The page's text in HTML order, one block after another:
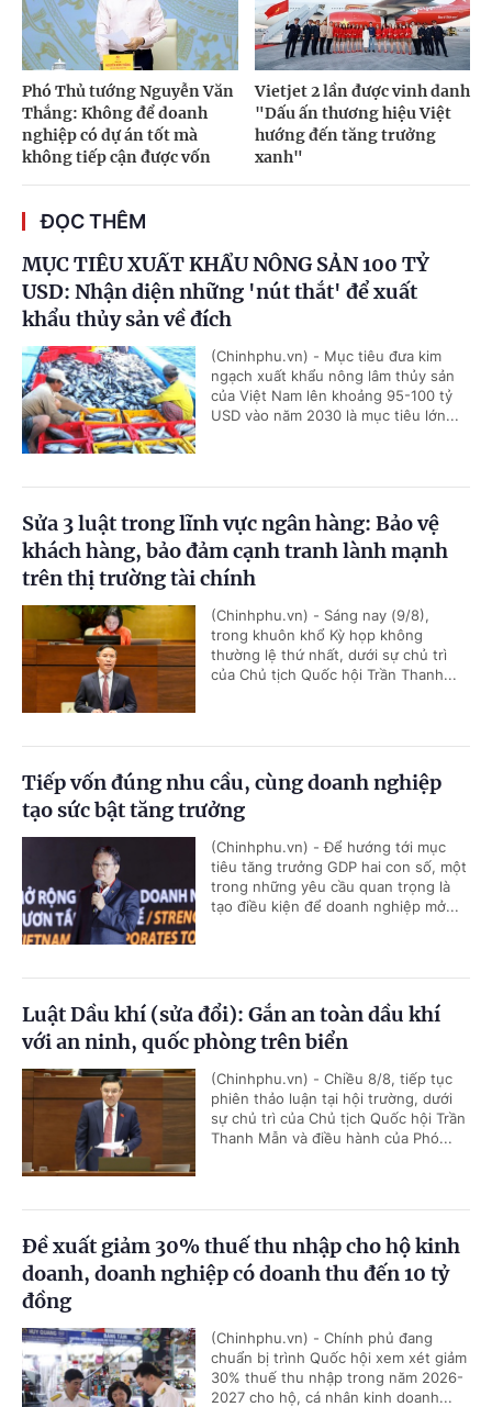
Phó Thủ tướng Nguyễn Văn
Thắng: Không để doanh
nghiệp có dự án tốt mà
không tiếp cận được vốn
Vietjet 2 lần được vinh danh
"Dấu ấn thương hiệu Việt
hướng đến tăng trưởng
xanh"
ĐỌC THÊM
MỤC TIÊU XUẤT KHẨU NÔNG SẢN 100 TỶ
USD: Nhận diện những 'nút thắt' để xuất
khẩu thủy sản về đích
(Chinhphu.vn) - Mục tiêu đưa kim
ngạch xuất khẩu nông lâm thủy sản
của Việt Nam lên khoảng 95-100 tỷ
USD vào năm 2030 là mục tiêu lớn...
Sửa 3 luật trong lĩnh vực ngân hàng: Bảo vệ
khách hàng, bảo đảm cạnh tranh lành mạnh
trên thị trường tài chính
(Chinhphu.vn) - Sáng nay (9/8),
trong khuôn khổ Kỳ họp không
thường lệ thứ nhất, dưới sự chủ trì
của Chủ tịch Quốc hội Trần Thanh...
Tiếp vốn đúng nhu cầu, cùng doanh nghiệp
tạo sức bật tăng trưởng
(Chinhphu.vn) - Để hướng tới mục
tiêu tăng trưởng GDP hai con số, một
trong những yêu cầu quan trọng là
tạo điều kiện để doanh nghiệp mở...
Luật Dầu khí (sửa đổi): Gắn an toàn dầu khí
với an ninh, quốc phòng trên biển
(Chinhphu.vn) - Chiều 8/8, tiếp tục
phiên thảo luận tại hội trường, dưới
sự chủ trì của Chủ tịch Quốc hội Trần
Thanh Mẫn và điều hành của Phó...
Đề xuất giảm 30% thuế thu nhập cho hộ kinh
doanh, doanh nghiệp có doanh thu đến 10 tỷ
đồng
(Chinhphu.vn) - Chính phủ đang
chuẩn bị trình Quốc hội xem xét giảm
30% thuế thu nhập trong năm 2026-
2027 cho hộ, cá nhân kinh doanh...